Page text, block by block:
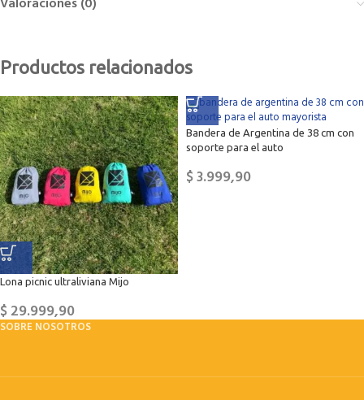
Valoraciones (0)
Productos relacionados
Lona picnic ultraliviana Mijo
$29.999,90
Bandera de Argentina de 38 cm con
soporte para el auto
$3.999,90
SOBRE NOSOTROS